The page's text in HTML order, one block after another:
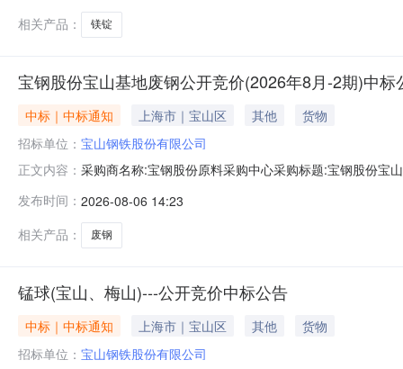
相关产品：
镁锭
宝钢股份宝山基地废钢公开竞价(2026年8月-2期)中标
中标｜中标通知 上海市｜宝山区 其他
货物
招标单位： 宝山钢铁股份有限公司
正文内容： 采购商名称:宝钢股份原料采购中心采购标题:宝钢股份宝
发布时间： 2026-08-06 14:23
相关产品：
废钢
锰球(宝山、梅山)---公开竞价中标公告
中标｜中标通知 上海市｜宝山区 其他
货物
招标单位： 宝山钢铁股份有限公司